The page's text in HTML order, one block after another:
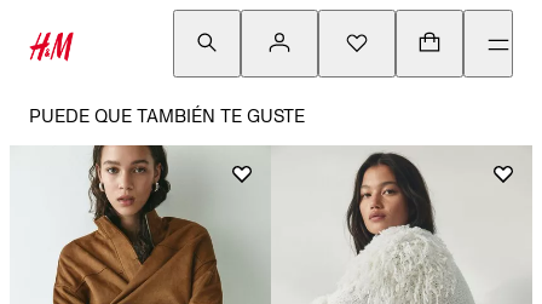
PUEDE QUE TAMBIÉN TE GUSTE